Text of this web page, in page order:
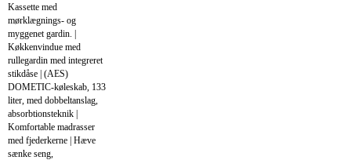
Kassette med
mørklægnings- og
myggenet gardin. |
Køkkenvindue med
rullegardin med integreret
stikdåse | (AES)
DOMETIC-køleskab, 133
liter, med dobbeltanslag,
absorbtionsteknik |
Komfortable madrasser
med fjederkerne | Hæve
sænke seng,